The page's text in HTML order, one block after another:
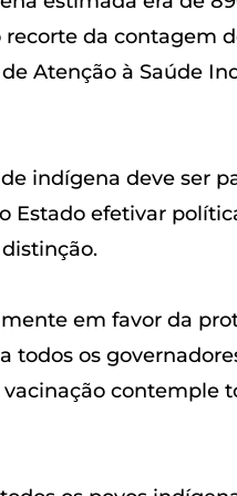
da contagem
Atenção à Saúde
indígena deve ser
Estado efetivar
em favor da
todos os
contemple